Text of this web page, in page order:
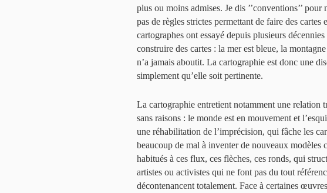
plus ou moins admises. Je dis ’’conventions’’ pour
pas de règles strictes permettant de faire des
cartographes ont essayé depuis plusieurs
construire des cartes : la mer est bleue, la
n’a jamais aboutit. La cartographie est donc une
simplement qu’elle soit pertinente.
La cartographie entretient notamment une relation
sans raisons : le monde est en mouvement et
une réhabilitation de l’imprécision, qui fâche les
beaucoup de mal à inventer de nouveaux modèles
habitués à ces flux, ces flèches, ces ronds, qui
artistes ou activistes qui ne font pas du tout
décontenancent totalement. Face à certaines